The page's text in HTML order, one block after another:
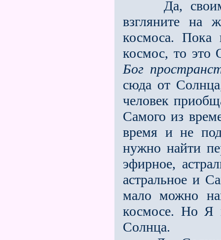
Да,
взгляните на
космоса.
космос, то это
Бог
сюда от
человек
Самого из
время и не
нужно найти
эфирное,
астральное и
мало можно
космосе. Но Я
Солнца.